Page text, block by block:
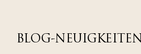
BLOG-NEUIGKEITEN